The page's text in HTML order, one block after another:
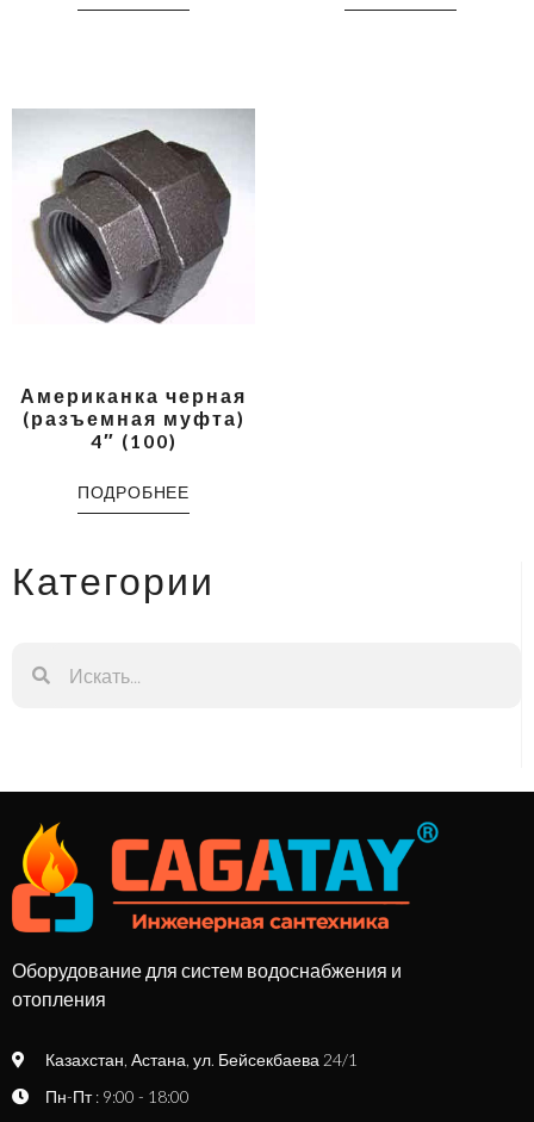
Категории
Американка черная
(разъемная муфта)
4″ (100)
ПОДРОБНЕЕ
Оборудование для систем водоснабжения и
отопления
Казахстан, Астана, ул. Бейсекбаева 24/1
Пн-Пт : 9:00 - 18:00